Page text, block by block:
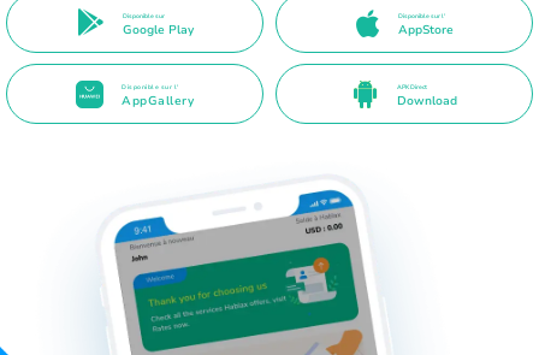
Disponible sur
Google Play
Disponible sur l'
AppStore
Disponible sur l'
AppGallery
APK Direct
Download